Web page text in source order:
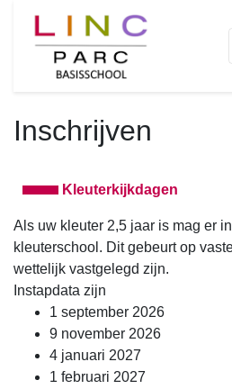
Inschrijven
Kleuterkijkdagen
Als uw kleuter 2,5 jaar is mag er
kleuterschool. Dit gebeurt op
wettelijk vastgelegd zijn.
Instapdata zijn
1 september 2026
9 november 2026
4 januari 2027
1 februari 2027